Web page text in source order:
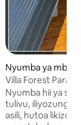
wastani wa 4.98
Nyumba ya mbao
Villa Forest
Nyumba hii ya
tulivu,
asili, hutoa likizo